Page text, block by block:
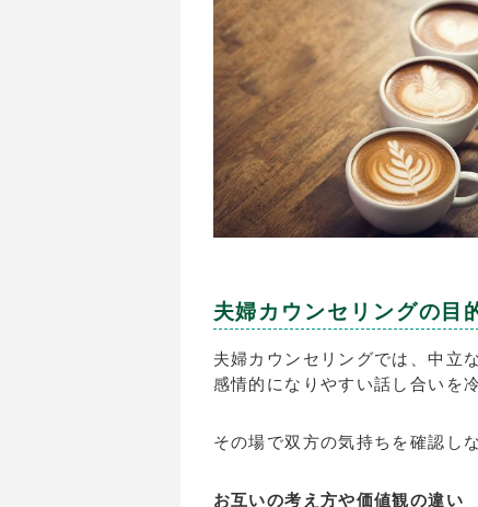
夫婦カウンセリングの目
夫婦カウンセリングでは、中立
感情的になりやすい話し合いを
その場で双方の気持ちを確認し
お互いの考え方や価値観の違い